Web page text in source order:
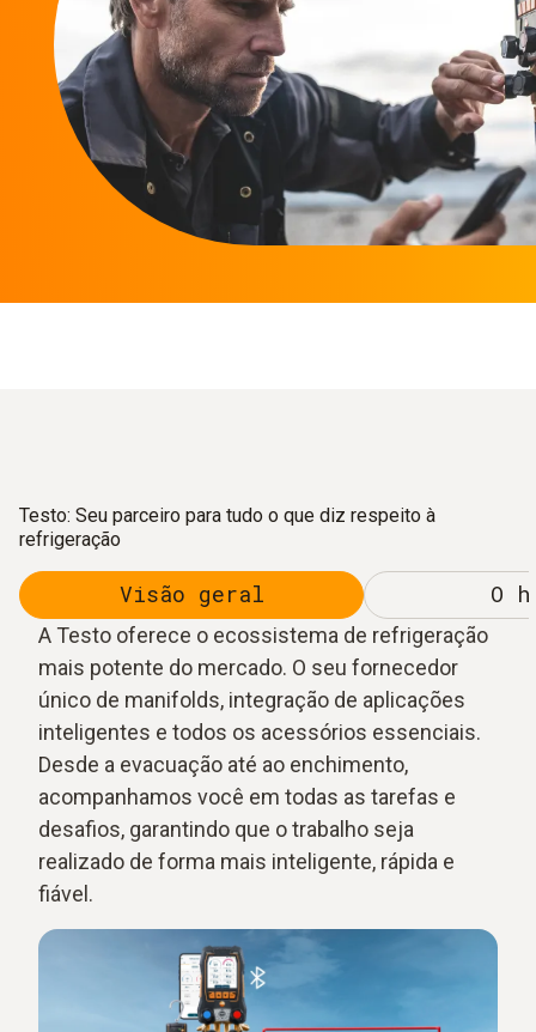
Testo: Seu parceiro para tudo o que diz respeito à
refrigeração
Visão geral O
A Testo oferece o ecossistema de refrigeração
mais potente do mercado. O seu fornecedor
único de manifolds, integração de aplicações
inteligentes e todos os acessórios essenciais.
Desde a evacuação até ao enchimento,
acompanhamos você em todas as tarefas e
desafios, garantindo que o trabalho seja
realizado de forma mais inteligente, rápida e
fiável.